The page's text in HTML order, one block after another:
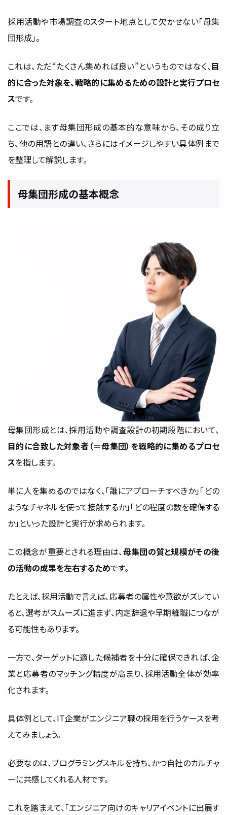
新卒採用の母集団形成は認知拡大と志望度づくりを分け
て考える
する
新卒採用と中途採用で母集団形成はどう変わ
る？
新卒採用は認知拡大と志望度の醸成を前提に設計する
中途採用は要件の明確化と選考スピードを重視する
採用区分ごとに有効なチャネルと見るべき指標は異なる
採用サイトのSEOと応募者動線の最適化
成功する母集団形成のポイント
多様性とインクルージョンの強化
母集団形成を正しく理解し、採用と調査の質
採用活動や市場調査のスタート地点として欠かせない「母集
団形成」。
これは、ただ“たくさん集めれば良い”というものではなく、 目
的に合った対象を、戦略的に集めるための設計と実行プロセ
スです。
ここでは、まず母集団形成の基本的な意味から、その成り立
ち、他の用語との違い、さらにはイメージしやすい具体例まで
を整理して解説します。
母集団形成の基本概念
母集団形成とは、採用活動や調査設計の初期段階において、
目的に合致した対象者（＝母集団）を戦略的に集めるプロセ
スを指します。
単に人を集めるのではなく、「誰にアプローチすべきか」「どの
ようなチャネルを使って接触するか」「どの程度の数を確保する
か」といった設計と実行が求められます。
この概念が重要とされる理由は、母集団の質と規模がその後
の活動の成果を左右するためです。
たとえば、採用活動で言えば、応募者の属性や意欲がズレてい
ると、選考がスムーズに進まず、内定辞退や早期離職につなが
る可能性もあります。
一方で、ターゲットに適した候補者を十分に確保できれば、企
業と応募者のマッチング精度が高まり、採用活動全体が効率
化されます。
具体例として、IT企業がエンジニア職の採用を行うケースを考
えてみましょう。
必要なのは、プログラミングスキルを持ち、かつ自社のカルチャ
ーに共感してくれる人材です。
これを踏まえて、「エンジニア向けのキャリアイベントに出展す